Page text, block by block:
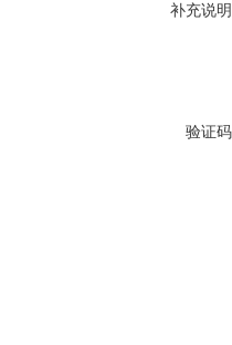
补充说
验证